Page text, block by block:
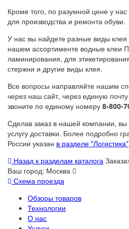
Кроме того, по разумной цене у
для производства и ремонта обуви.
У нас вы найдете разные виды клея
нашем ассортименте водные клеи
ламинирования, для
стержни и другие виды клея.
Все вопросы направляйте нашим
через наш сайт, через единую почту
звоните по единому номеру 8-800-
Сделав заказ в нашей компании, вы
услугу доставки. Более подробно
России указан в разделе "Логистика"
Назад к разделам каталога
Ваш город: Москва
Схема проезда
Обзоры товаров
Технологии
О нас